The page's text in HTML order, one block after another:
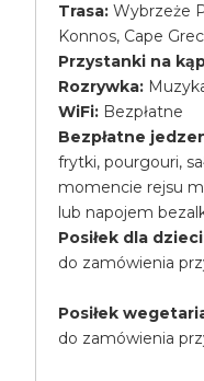
Trasa: Wybrzeże
Konnos, Cape
Przystanki na
Rozrywka:
WiFi: Bezpłatne
Bezpłatne
frytki, pourgouri,
momencie rejsu
lub napojem
Posiłek dla
do zamówienia
Posiłek
do zamówienia